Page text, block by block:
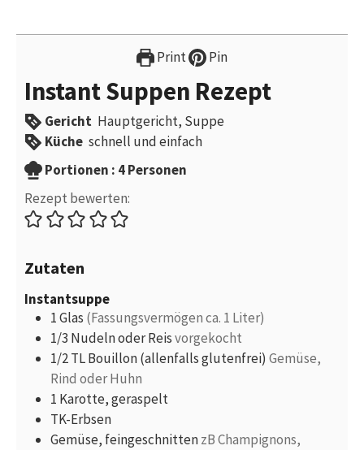
Print Pin
Instant Suppen Rezept
Gericht Hauptgericht, Suppe
Küche schnell und einfach
Portionen
Portionen : 4Personen
Rezept bewerten:
Zutaten
Instantsuppe
1Glas (Fassungsvermögen ca. 1 Liter)
1/3 Nudeln oder Reisvorgekocht
1/2TLBouillon (allenfalls glutenfrei) Gemüse,
Rind oder Huhn
1 Karotte, geraspelt
TK-Erbsen
Gemüse, feingeschnittenzB Champignons,